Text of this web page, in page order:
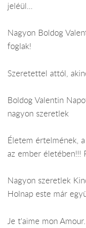
jeléül...
Nagyon Boldog
foglak!
Szeretettel attól,
Boldog Valentin
nagyon szeretlek
Életem értelmének,
az ember életében!!!
Nagyon szeretlek
Holnap este már
Je t'aime mon